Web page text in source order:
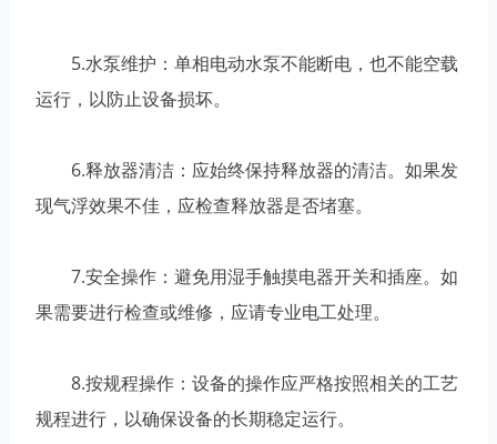
5.水泵维护：单相电动水泵不能断电，也不能空载
运行，以防止设备损坏。
6.释放器清洁：应始终保持释放器的清洁。如果发
现气浮效果不佳，应检查释放器是否堵塞。
7.安全操作：避免用湿手触摸电器开关和插座。如
果需要进行检查或维修，应请专业电工处理。
8.按规程操作：设备的操作应严格按照相关的工艺
规程进行，以确保设备的长期稳定运行。